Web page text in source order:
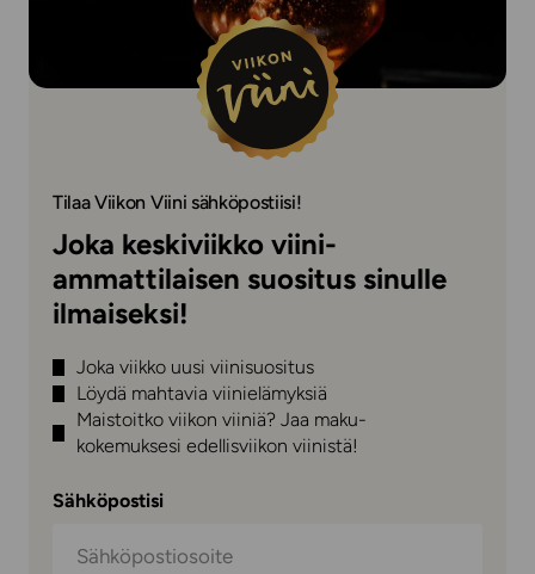
Tilaa Viikon Viini sähköpostiisi!
Joka keskiviikko viini-
ammattilaisen suositus sinulle
ilmaiseksi!
Joka viikko uusi viinisuositus
Löydä mahtavia viinielämyksiä
Maistoitko viikon viiniä? Jaa maku-
kokemuksesi edellisviikon viinistä!
Sähköpostisi